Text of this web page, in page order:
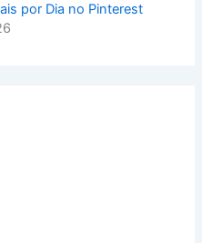
por Dia no Pinterest